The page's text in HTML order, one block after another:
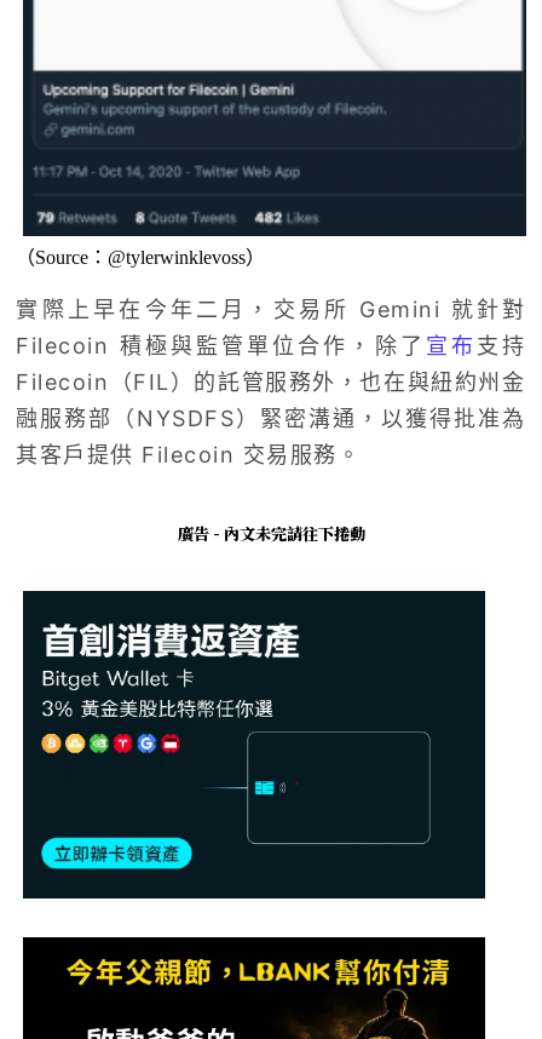
（Source：@tylerwinklevoss）
實際上早在今年二月，交易所 Gemini 就針對
Filecoin 積極與監管單位合作，除了 宣布 支持
Filecoin（FIL）的託管服務外，也在與紐約州金
融服務部（NYSDFS）緊密溝通，以獲得批准為
其客戶提供 Filecoin 交易服務。
廣告 - 內文未完請往下捲動